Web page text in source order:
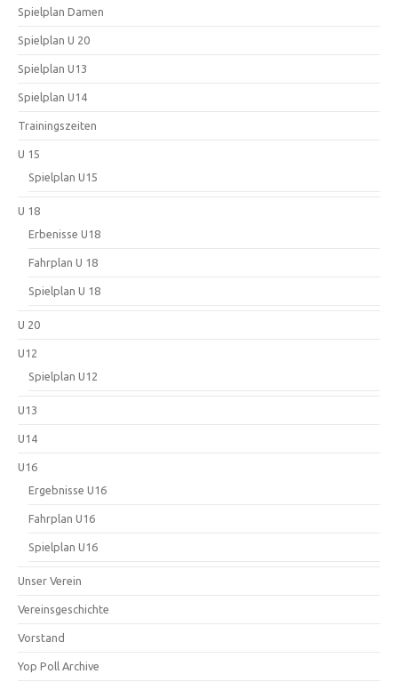
Spielplan Damen
Spielplan U 20
Spielplan U13
Spielplan U14
Trainingszeiten
U 15
Spielplan U15
U 18
Erbenisse U18
Fahrplan U 18
Spielplan U 18
U 20
U12
Spielplan U12
U13
U14
U16
Ergebnisse U16
Fahrplan U16
Spielplan U16
Unser Verein
Vereinsgeschichte
Vorstand
Yop Poll Archive